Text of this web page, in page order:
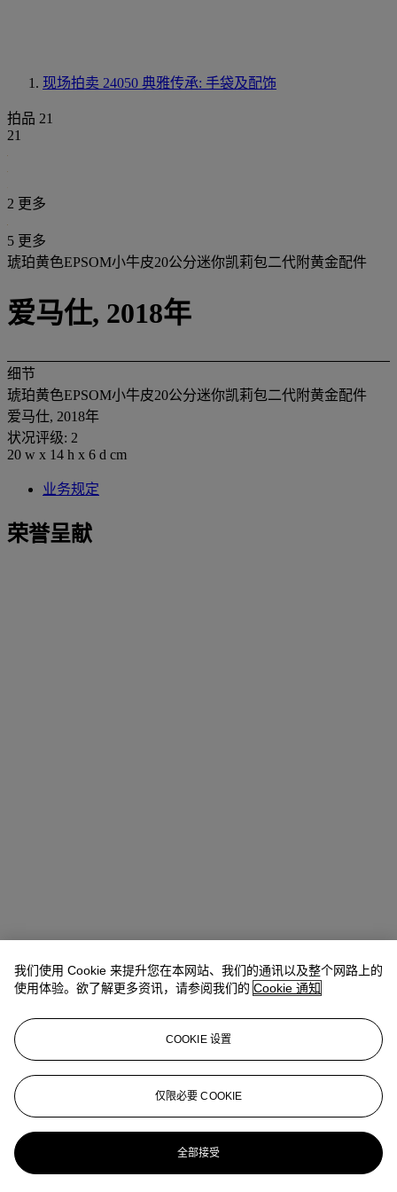
现场拍卖 24050 典雅传承: 手袋及配饰
拍品 21
21
2 更多
5 更多
琥珀黄色EPSOM小牛皮20公分迷你凯莉包二代附黄金配件
爱马仕, 2018年
细节
琥珀黄色EPSOM小牛皮20公分迷你凯莉包二代附黄金配件
爱马仕, 2018年
状况评级: 2
20 w x 14 h x 6 d cm
业务规定
荣誉呈献
Winsy Tsang（曾慧思）SVP, Head of Department, Asia Pacific
wtsang@christies.com +852 2978 6841
登入
浏览状况报告
更多来自 典雅传承: 手袋及配饰
我们使用 Cookie 来提升您在本网站、我们的通讯以及整个网路上的
使用体验。欲了解更多资讯，请参阅我们的 Cookie 通知
COOKIE 设置
仅限必要 COOKIE
全部接受